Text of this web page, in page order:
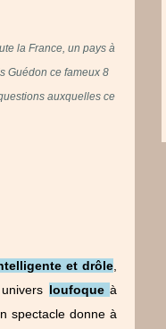
la France, un pays à
Guédon ce fameux 8
auxquelles ce
et drôle
loufoque à
spectacle donne à